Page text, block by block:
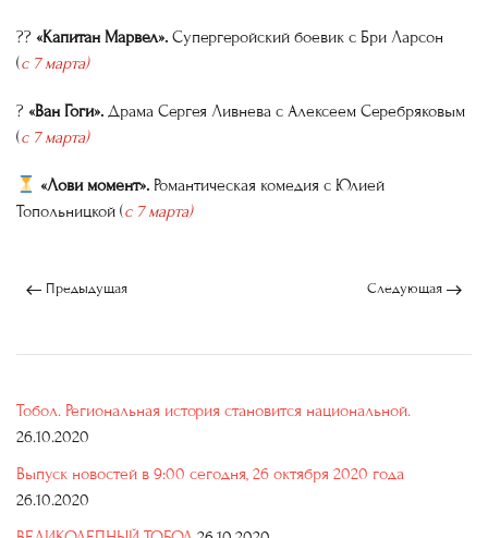
?? «Капитан Марвел». Супергеройский боевик с Бри Ларсон
(с 7 марта)
? «Ван Гоги». Драма Сергея Ливнева с Алексеем Серебряковым
(с 7 марта)
«Лови момент». Романтическая комедия с Юлией
Топольницкой (с 7 марта)
Предыдущая Следующая
Тобол. Региональная история становится национальной.
26.10.2020
Выпуск новостей в 9:00 сегодня, 26 октября 2020 года
26.10.2020